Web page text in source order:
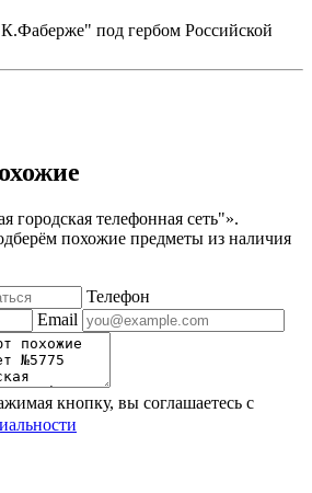
под гербом Российской
телефонная сеть"».
похожие предметы из наличия
Телефон
Email
кнопку, вы соглашаетесь с